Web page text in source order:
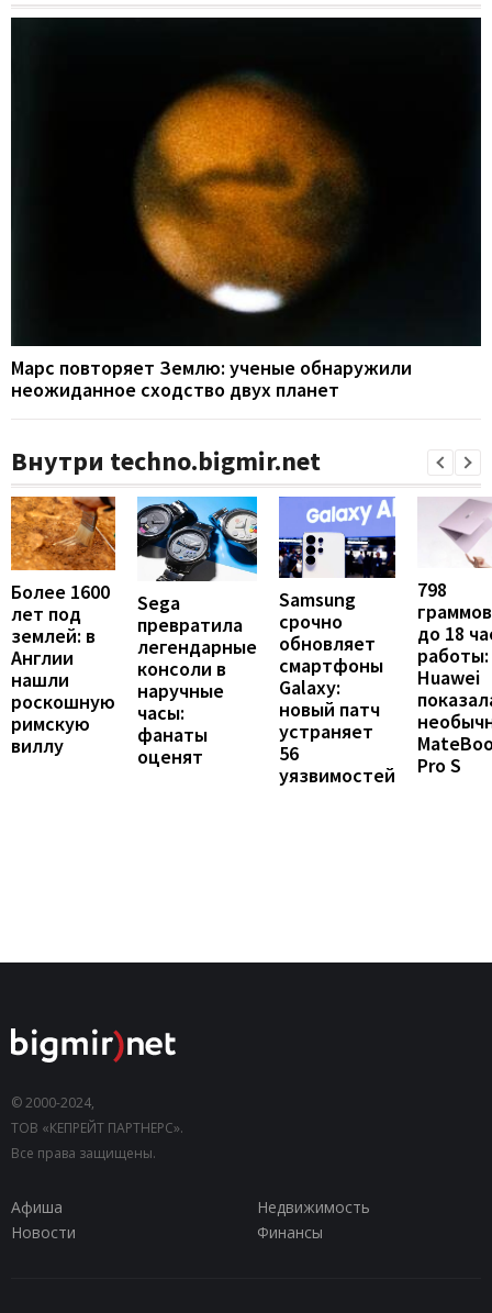
Марс повторяет Землю: ученые обнаружили
неожиданное сходство двух планет
Внутри techno.bigmir.net
Более 1600
лет под
землей: в
Англии
нашли
роскошную
римскую
виллу
Sega
превратила
легендарные
консоли в
наручные
часы:
фанаты
оценят
Samsung
срочно
обновляет
смартфоны
Galaxy:
новый патч
устраняет
56
уязвимостей
798
до 18
работы:
Huawei
Pro S
© 2000-2024,
ТОВ «КЕПРЕЙТ ПАРТНЕРС».
Все права защищены.
Афиша
Недвижимость
Новости
Финансы